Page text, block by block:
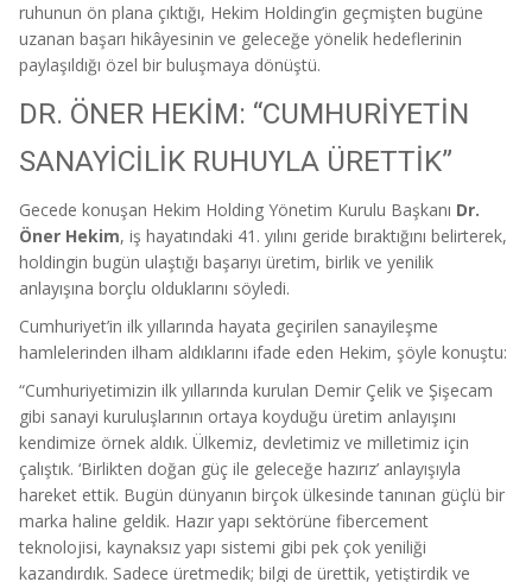
ruhunun ön plana çıktığı, Hekim Holding’in geçmişten bugüne
uzanan başarı hikâyesinin ve geleceğe yönelik hedeflerinin
paylaşıldığı özel bir buluşmaya dönüştü.
DR. ÖNER HEKİM: “CUMHURİYETİN
SANAYİCİLİK RUHUYLA ÜRETTİK”
Gecede konuşan Hekim Holding Yönetim Kurulu Başkanı Dr.
Öner Hekim, iş hayatındaki 41. yılını geride bıraktığını belirterek,
holdingin bugün ulaştığı başarıyı üretim, birlik ve yenilik
anlayışına borçlu olduklarını söyledi.
Cumhuriyet’in ilk yıllarında hayata geçirilen sanayileşme
hamlelerinden ilham aldıklarını ifade eden Hekim, şöyle konuştu:
“Cumhuriyetimizin ilk yıllarında kurulan Demir Çelik ve Şişecam
gibi sanayi kuruluşlarının ortaya koyduğu üretim anlayışını
kendimize örnek aldık. Ülkemiz, devletimiz ve milletimiz için
çalıştık. ‘Birlikten doğan güç ile geleceğe hazırız’ anlayışıyla
hareket ettik. Bugün dünyanın birçok ülkesinde tanınan güçlü bir
marka haline geldik. Hazır yapı sektörüne fibercement
teknolojisi, kaynaksız yapı sistemi gibi pek çok yeniliği
kazandırdık. Sadece üretmedik; bilgi de ürettik, yetiştirdik ve